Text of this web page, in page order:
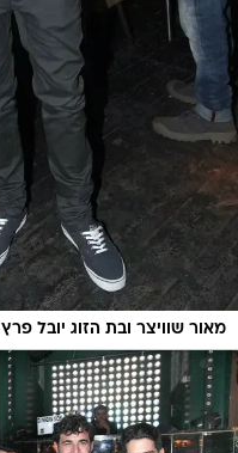
מאור שוויצר ובת הזוג יובל פרץ